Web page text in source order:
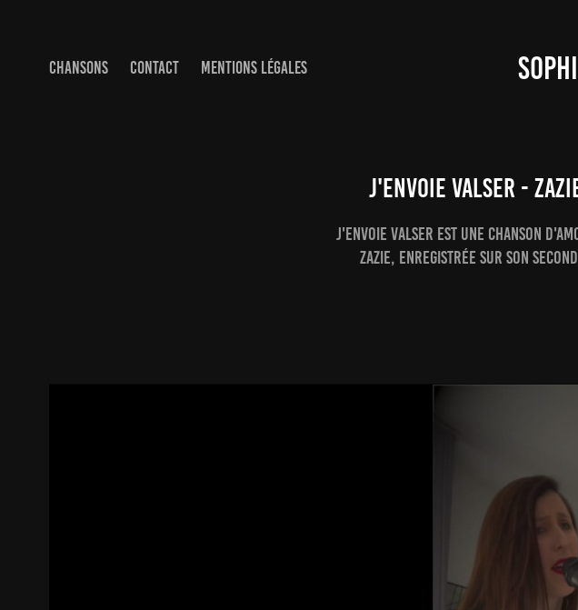
CHANSONS CONTACT MENTIONS LÉGALES
J'ENVOIE VALSER -
J'envoie valser est une chanson
Zazie, enregistrée sur son